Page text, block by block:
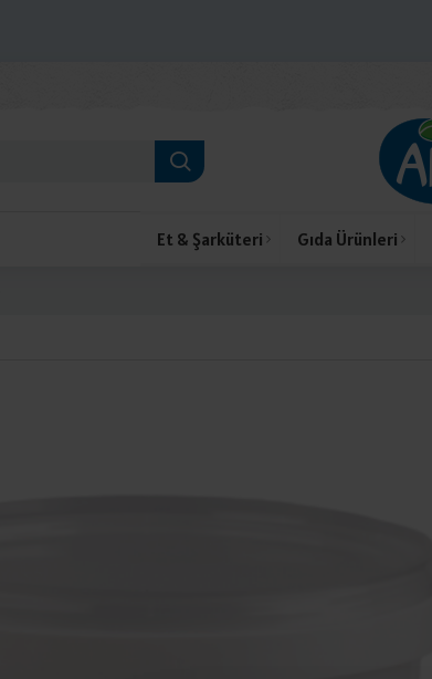
Et & Şarküteri Gıda Ürünleri